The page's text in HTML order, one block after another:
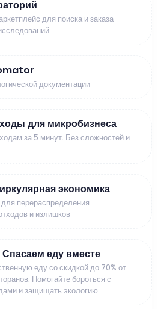
для поиска и заказа
документации
для микробизнеса
за 5 минут. Без сложностей и
экономика
перераспределения
и излишков
еду вместе
еду со скидкой до 70% от
Помогайте бороться с
и защищать экологию